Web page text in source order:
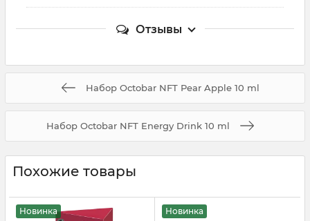
Отзывы
Набор Octobar NFT Pear Apple 10 ml
Набор Octobar NFT Energy Drink 10 ml
Похожие товары
Новинка Новинка